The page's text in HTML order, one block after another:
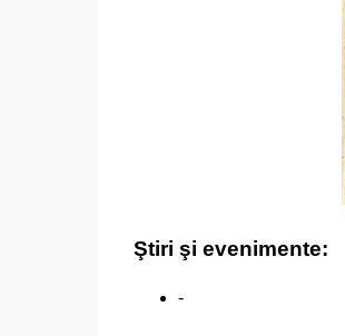
Ştiri şi evenimente:
-